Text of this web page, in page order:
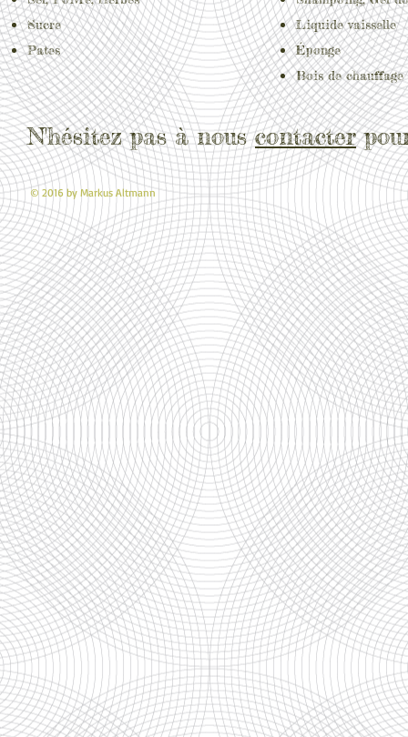
Sucre
Pates
Liquide vaisselle
Éponge
Bois de chauffage
© 2016 by Markus Altmann
N'hésitez pas à nouscontacter